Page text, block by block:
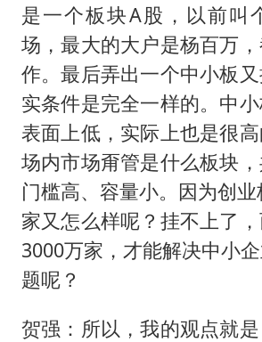
是一个板块A股，以前叫
场，最大的大户是杨百万
作。最后弄出一个中小板
实条件是完全一样的。中
表面上低，实际上也是很
场内市场甭管是什么板块
门槛高、容量小。因为创
家又怎么样呢？挂不上了
3000万家，才能解决中小
题呢？
贺强：所以，我的观点就